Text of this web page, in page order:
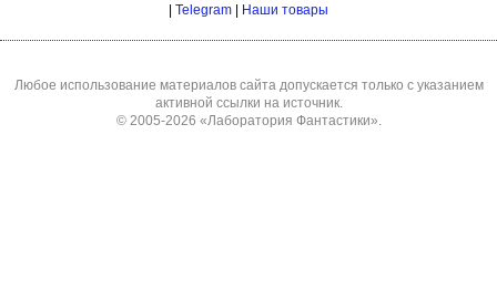
| Telegram | Наши товары
Любое использование материалов сайта допускается только с указанием
активной ссылки на источник.
© 2005-2026 «Лаборатория Фантастики»